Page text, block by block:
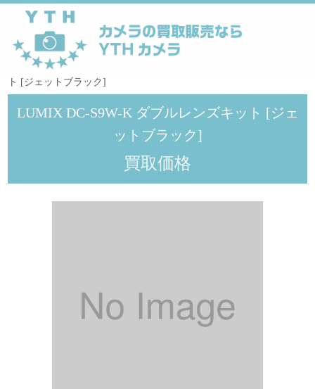
YTHカメラ >
ト [ジェットブラック]
LUMIX DC-S9W-K ダブルレンズキット [ジェ
ットブラック]
買取価格